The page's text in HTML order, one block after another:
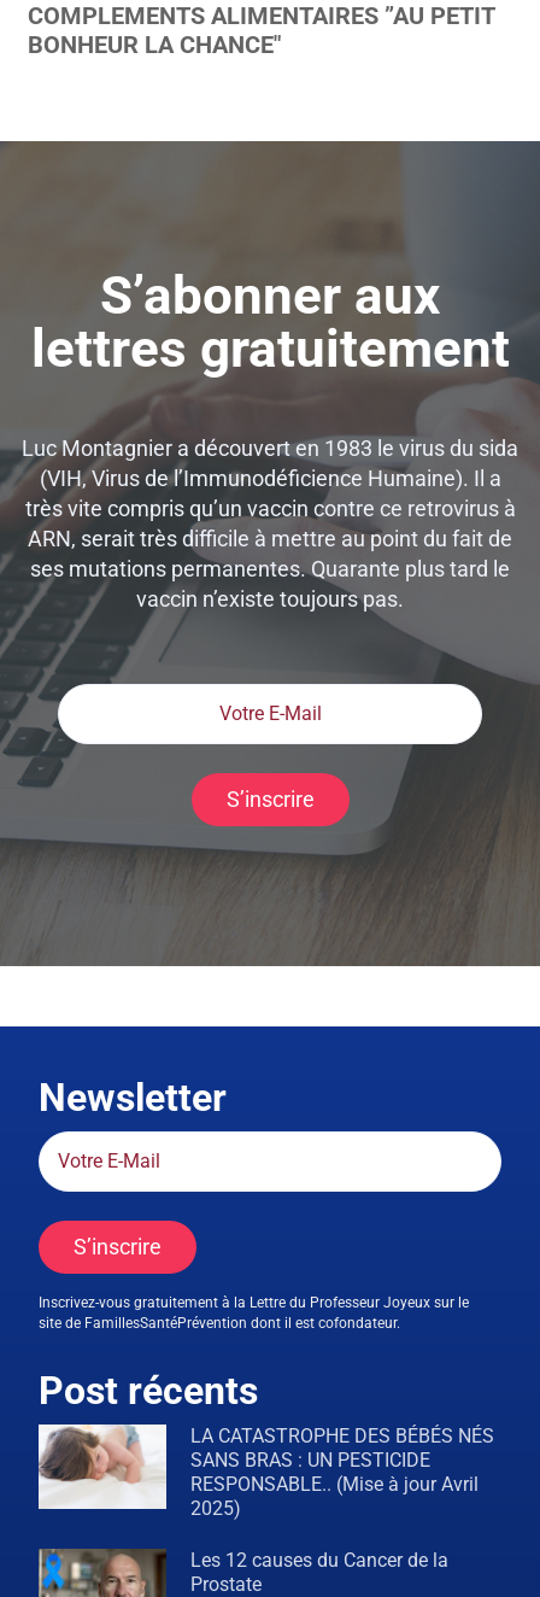
COMPLEMENTS ALIMENTAIRES ”AU PETIT
BONHEUR LA CHANCE"
S’abonner aux
lettres gratuitement
Luc Montagnier a découvert en 1983 le virus du sida
(VIH, Virus de l’Immunodéficience Humaine). Il a
très vite compris qu’un vaccin contre ce retrovirus à
ARN, serait très difficile à mettre au point du fait de
ses mutations permanentes. Quarante plus tard le
vaccin n’existe toujours pas.
S’inscrire
Newsletter
S’inscrire
Inscrivez-vous gratuitement à la Lettre du Professeur Joyeux sur le
site de FamillesSantéPrévention dont il est cofondateur.
Post récents
LA CATASTROPHE DES BÉBÉS NÉS
SANS BRAS : UN PESTICIDE
RESPONSABLE.. (Mise à jour Avril
2025)
Les 12 causes du Cancer de la
Prostate